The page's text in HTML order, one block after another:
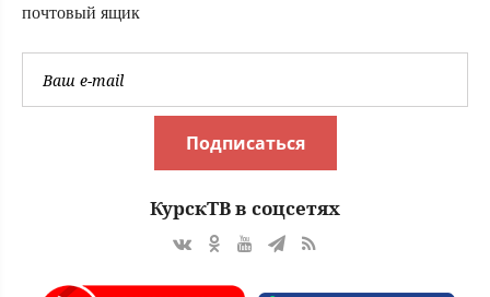
почтовый ящик
Подписаться
КурскТВ в соцсетях